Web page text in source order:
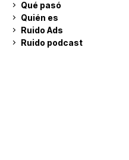
Qué pasó
Quién es
Ruido Ads
Ruido podcast